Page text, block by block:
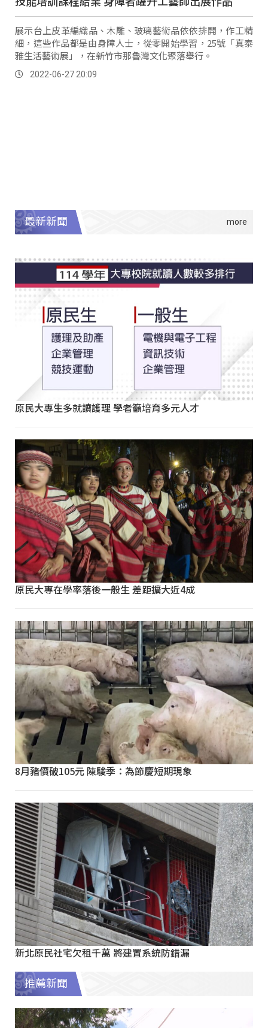
展示台上皮革編織品、木雕、玻璃藝術品依依排開，作工精
細，這些作品都是由身障人士，從零開始學習，25號「真泰
雅生活藝術展」，在新竹市那魯灣文化聚落舉行。
2022-06-27 20:09
最新新聞
原民大專生多就讀護理 學者籲培育多元人才
原民大專在學率落後一般生 差距擴大近4成
8月豬價破105元 陳駿季：為節慶短期現象
新北原民社宅欠租千萬 將建置系統防錯漏
推薦新聞